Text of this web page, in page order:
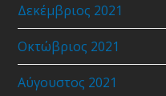
Δεκέμβριος 2021
Οκτώβριος 2021
Αύγουστος 2021